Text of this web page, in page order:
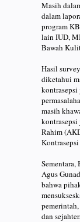
Masih
dalam
program
lain IUD,
Bawah
Hasil
diketahui
masih
Rahim
Agus
bahwa
dan